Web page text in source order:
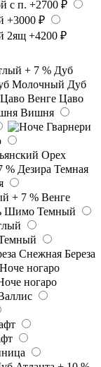
Дуб
Дуб
Венге Цаво
Вишня
Дезира Темная
Венге
Шимо Темный
Береза
Ноче ногаро
ногаро